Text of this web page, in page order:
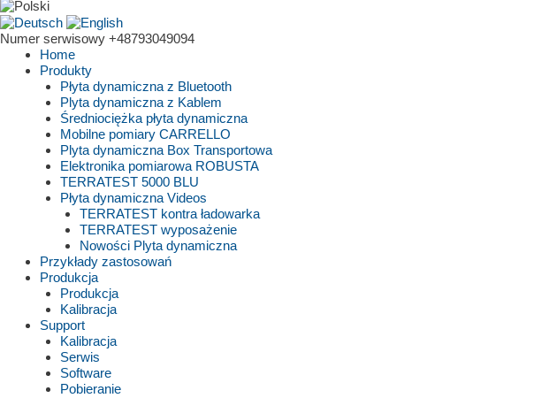
Numer serwisowy +48793049094
Home
Produkty
Płyta dynamiczna z Bluetooth
Plyta dynamiczna z Kablem
Średniociężka płyta dynamiczna
Mobilne pomiary CARRELLO
Plyta dynamiczna Box Transportowa
Elektronika pomiarowa ROBUSTA
TERRATEST 5000 BLU
Płyta dynamiczna Videos
TERRATEST kontra ładowarka
TERRATEST wyposażenie
Nowości Plyta dynamiczna
Przykłady zastosowań
Produkcja
Produkcja
Kalibracja
Support
Kalibracja
Serwis
Software
Pobieranie